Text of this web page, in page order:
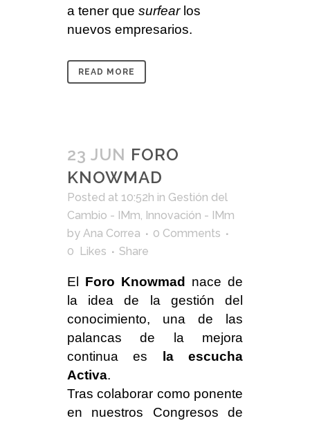
a tener que surfearlos
nuevos empresarios.
READ MORE
23 JUN FORO
KNOWMAD
Posted at 10:52h in Gestión del
Cambio - IMm, Innovación - IMm
by Ana Correa
0 Comments
0 Likes Share
El Foro Knowmad
nace de
la idea de la gestión del
conocimiento, una de las
palancas de la mejora
continua es
la escucha
Activa.
Tras colaborar como ponente
en nuestros Congresos de